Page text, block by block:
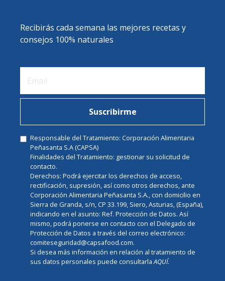
Recibirás cada semana las mejores recetas y
consejos 100% naturales
Suscribirme
Responsable del Tratamiento: Corporación Alimentaria
Peñasanta S.A (CAPSA)
Finalidades del Tratamiento: gestionar su solicitud de
contacto.
Derechos: Podrá ejercitar los derechos de acceso,
rectificación, supresión, así como otros derechos, ante
Corporación Alimentaria Peñasanta S.A., con domicilio en
Sierra de Granda, s/n, CP 33.199, Siero, Asturias, (España),
indicando en el asunto: Ref. Protección de Datos. Así
mismo, podrá ponerse en contacto con el Delegado de
Protección de Datos a través del correo electrónico:
comiteseguridad@capsafood.com.
Si desea más información en relación al tratamiento de
sus datos personales puede consultarlaAQUÍ.